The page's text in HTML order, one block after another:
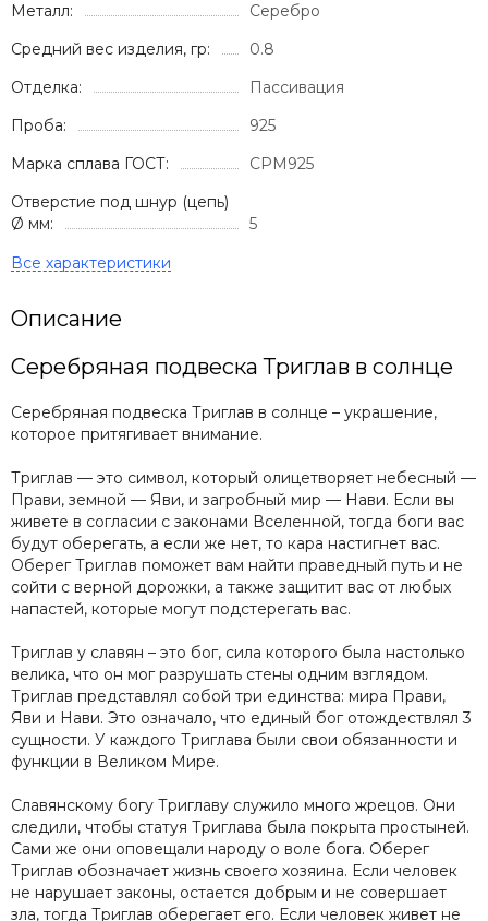
Металл:
Серебро
Средний вес изделия, гр:
0.8
Отделка:
Пассивация
Проба:
925
Марка сплава ГОСТ:
СРМ925
Отверстие под шнур (цепь)
Ø мм:
5
Описание
Серебряная подвеска Триглав в солнце
Серебряная подвеска Триглав в солнце – украшение,
которое притягивает внимание.
Триглав — это символ, который олицетворяет небесный —
Прави, земной — Яви, и загробный мир — Нави. Если вы
живете в согласии с законами Вселенной, тогда боги вас
будут оберегать, а если же нет, то кара настигнет вас.
Оберег Триглав поможет вам найти праведный путь и не
сойти с верной дорожки, а также защитит вас от любых
напастей, которые могут подстерегать вас.
Триглав у славян – это бог, сила которого была настолько
велика, что он мог разрушать стены одним взглядом.
Триглав представлял собой три единства: мира Прави,
Яви и Нави. Это означало, что единый бог отождествлял 3
сущности. У каждого Триглава были свои обязанности и
функции в Великом Мире.
Славянскому богу Триглаву служило много жрецов. Они
следили, чтобы статуя Триглава была покрыта простыней.
Сами же они оповещали народу о воле бога. Оберег
Триглав обозначает жизнь своего хозяина. Если человек
не нарушает законы, остается добрым и не совершает
зла, тогда Триглав оберегает его. Если человек живет не